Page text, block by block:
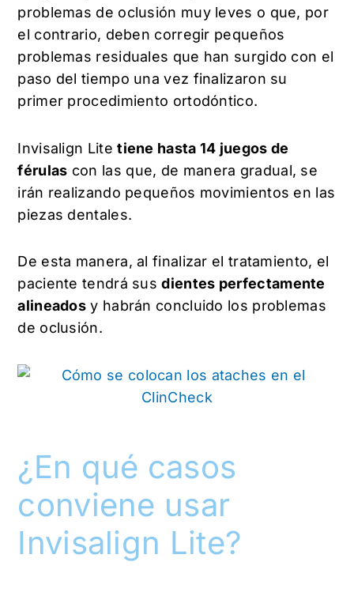
problemas de oclusión muy leves o que, por
el contrario, deben corregir pequeños
problemas residuales que han surgido con el
paso del tiempo una vez finalizaron su
primer procedimiento ortodóntico.
Invisalign Litetiene hasta 14 juegos de
férulas con las que, de manera gradual, se
irán realizando pequeños movimientos en las
piezas dentales.
De esta manera, al finalizar el tratamiento, el
paciente tendrá susdientes perfectamente
alineados y habrán concluido los problemas
de oclusión.
¿En qué casos
conviene usar
Invisalign Lite?